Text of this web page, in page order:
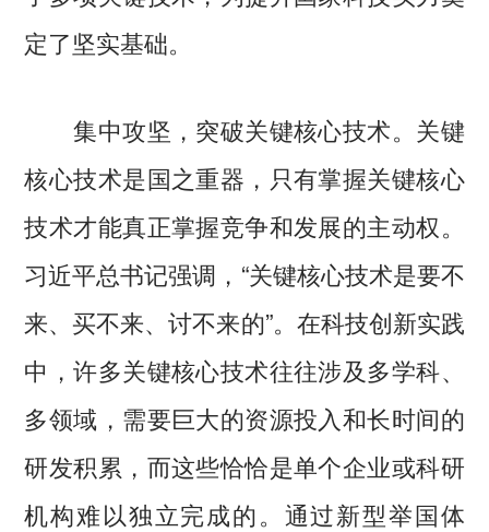
定了坚实基础。
集中攻坚，突破关键核心技术。关键
核心技术是国之重器，只有掌握关键核心
技术才能真正掌握竞争和发展的主动权。
习近平总书记强调，“关键核心技术是要不
来、买不来、讨不来的”。在科技创新实践
中，许多关键核心技术往往涉及多学科、
多领域，需要巨大的资源投入和长时间的
研发积累，而这些恰恰是单个企业或科研
机构难以独立完成的。通过新型举国体